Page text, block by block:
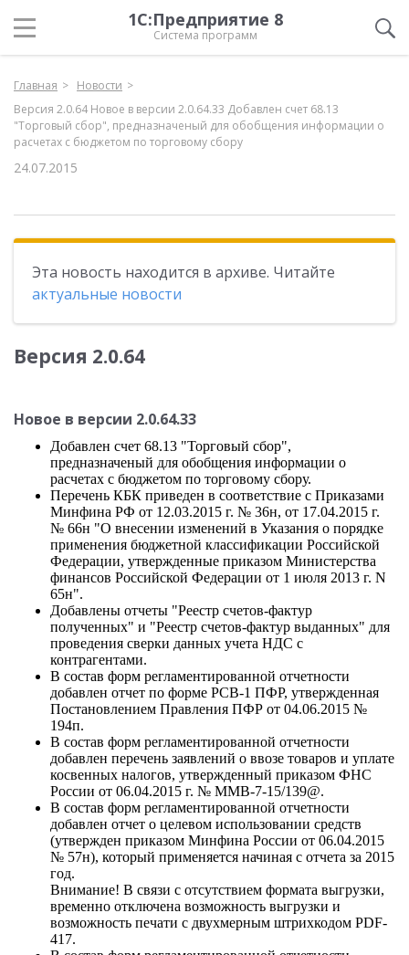
1С:Предприятие 8
Система программ
Главная
Новости
Версия 2.0.64 Новое в версии 2.0.64.33 Добавлен счет 68.13
"Торговый сбор", предназначеный для обобщения информации о
расчетах с бюджетом по торговому сбору
24.07.2015
Эта новость находится в архиве. Читайте
актуальные новости
Версия 2.0.64
Новое в версии 2.0.64.33
Добавлен счет 68.13 "Торговый сбор",
предназначеный для обобщения информации о
расчетах с бюджетом по торговому сбору.
Перечень КБК приведен в соответствие с Приказами
Минфина РФ от 12.03.2015 г. № 36н, от 17.04.2015 г.
№ 66н "О внесении изменений в Указания о порядке
применения бюджетной классификации Российской
Федерации, утвержденные приказом Министерства
финансов Российской Федерации от 1 июля 2013 г. N
65н".
Добавлены отчеты "Реестр счетов-фактур
полученных" и "Реестр счетов-фактур выданных" для
проведения сверки данных учета НДС с
контрагентами.
В состав форм регламентированной отчетности
добавлен отчет по форме РСВ-1 ПФР, утвержденная
Постановлением Правления ПФР от 04.06.2015 №
194п.
В состав форм регламентированной отчетности
добавлен перечень заявлений о ввозе товаров и уплате
косвенных налогов, утвержденный приказом ФНС
России от 06.04.2015 г. № ММВ-7-15/139@.
В состав форм регламентированной отчетности
добавлен отчет о целевом использовании средств
(утвержден приказом Минфина России от 06.04.2015
№ 57н), который применяется начиная с отчета за 2015
год.
Внимание! В связи с отсутствием формата выгрузки,
временно отключена возможность выгрузки и
возможность печати с двухмерным штрихкодом PDF-
417.